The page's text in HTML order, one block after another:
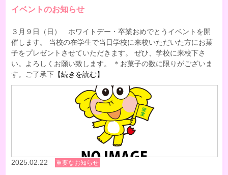
イベントのお知らせ
３月９日（日） ホワイトデー・卒業おめでとうイベントを開
催します。 当校の在学生で当日学校に来校いただいた方にお菓
子をプレゼントさせていただきます。 ぜひ、学校に来校下さ
い。よろしくお願い致します。 ＊お菓子の数に限りがございま
す。ご了承下【続きを読む】
2025.02.22 重要なお知らせ